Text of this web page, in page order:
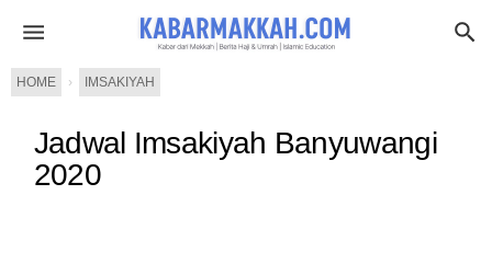
HOME › IMSAKIYAH
Jadwal Imsakiyah Banyuwangi
2020